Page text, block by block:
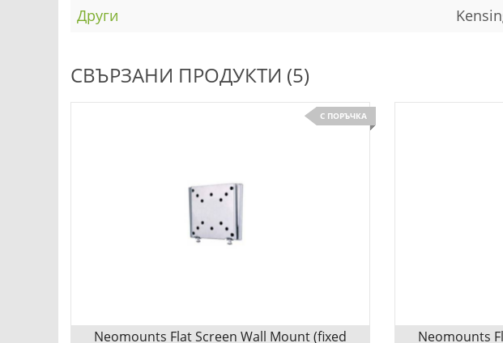
Други
СВЪРЗАНИ ПРОДУКТИ (5)
С ПОРЪЧКА
Neomounts Flat Screen Wall Mount (fixed
Neomounts